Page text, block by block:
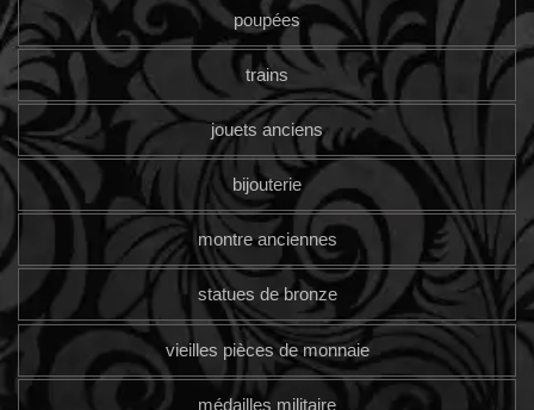
poupées
trains
jouets anciens
bijouterie
montre anciennes
statues de bronze
vieilles pièces de monnaie
médailles militaire